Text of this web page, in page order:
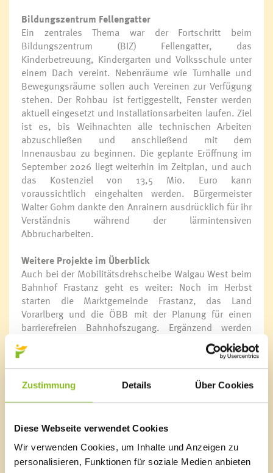
Zustimmung Details Über Cookies
Diese Webseite verwendet Cookies
Wir verwenden Cookies, um Inhalte und Anzeigen zu
personalisieren, Funktionen für soziale Medien anbieten
Bildungszentrum Fellengatter
Ein zentrales Thema war der Fortschritt beim
Bildungszentrum (BIZ) Fellengatter, das
Kinderbetreuung, Kindergarten und Volksschule unter
einem Dach vereint. Nebenräume wie Turnhalle und
Bewegungsräume sollen auch Vereinen zur Verfügung
stehen. Der Rohbau ist fertiggestellt, Fenster werden
aktuell eingesetzt und Installationsarbeiten laufen. Ziel
ist es, bis Weihnachten alle technischen Arbeiten
abzuschließen und anschließend mit dem
Innenausbau zu beginnen. Die geplante Eröffnung im
September 2026 liegt weiterhin im Zeitplan, und auch
das Kostenziel von 13,5 Mio. Euro kann
voraussichtlich eingehalten werden. Bürgermeister
Walter Gohm dankte den Anrainern ausdrücklich für ihr
Verständnis während der lärmintensiven
Abbrucharbeiten.
Weitere Projekte im Überblick
Auch bei der Mobilitätsdrehscheibe Walgau West beim
Bahnhof Frastanz geht es weiter: Noch im Herbst
starten die Marktgemeinde Frastanz, das Land
Vorarlberg und die ÖBB mit der Planung für einen
barrierefreien Bahnhofszugang. Ergänzend werden
Carsharing-Angebote und neue Park&Ride sowie
Bike&Ride-Plätze geschaffen.
Das Mitfahrbänkle-Projekt ist bereits online umgesetzt
und erfreut sich wachsender Beliebtheit.
Sonnenheim befindet sich aktuell im UVP-Verfahren:
Geplante Maßnahmen wie Dammaufweitung,
Dammbegleitdrainage mit Pumpwerk und schrittweise